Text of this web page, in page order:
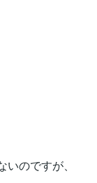
のですが、